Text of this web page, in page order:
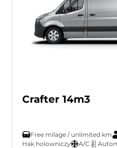
Crafter 14m3
Free milage / unlimited km
Hak holowniczy
A/C